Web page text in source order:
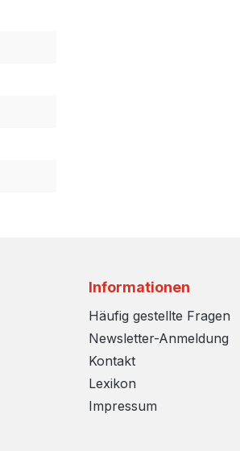
Informationen
Häufig gestellte Fragen
Newsletter-Anmeldung
Kontakt
Lexikon
Impressum